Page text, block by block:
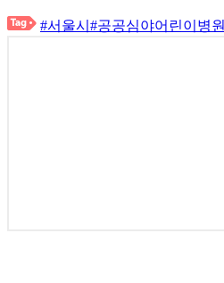
#서울시 #공공심야어린이병원